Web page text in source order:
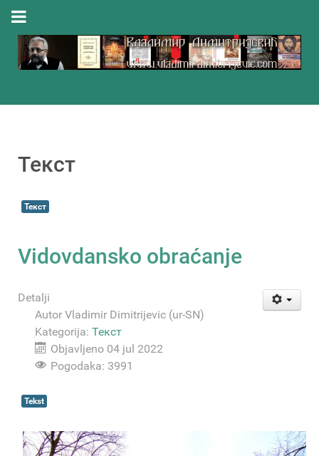
Текст
Текст
Vidovdansko obraćanje
Detalji
Autor Vladimir Dimitrijevic (ur-SN)
Kategorija: Текст
Objavljeno 04 jul 2022
Pogodaka: 3991
Tekst